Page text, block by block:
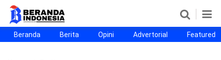
Beranda
Berita
Opini
Advertorial
Featured
Beranda25
Beranda Berita Opini Advertorial Featured